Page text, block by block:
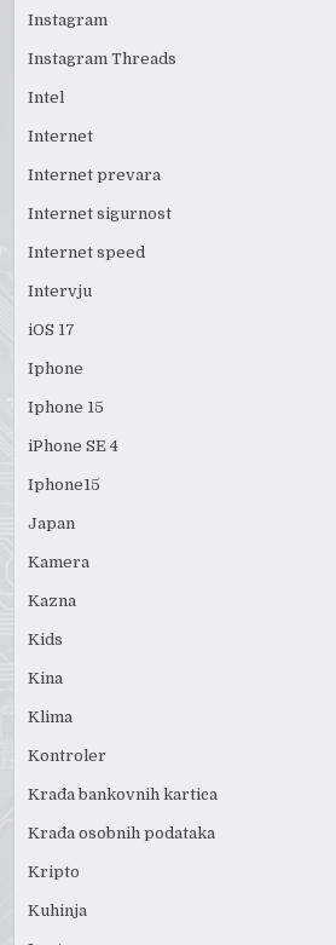
Instagram
Instagram Threads
Intel
Internet
Internet prevara
Internet sigurnost
Internet speed
Intervju
iOS 17
Iphone
Iphone 15
iPhone SE 4
Iphone15
Japan
Kamera
Kazna
Kids
Kina
Klima
Kontroler
Krađa bankovnih kartica
Krađa osobnih podataka
Kripto
Kuhinja